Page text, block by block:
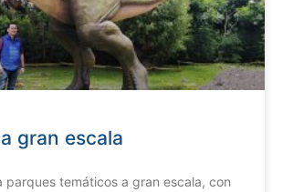
gran escala
parques temáticos a gran escala, con